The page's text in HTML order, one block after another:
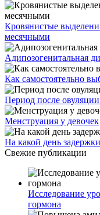
Кровянистые
месячными
Адипозогенитальная
Как самостоятельно
Период после
Менструация у девочек
На какой день
Свежие публикации
Исследование
гормона